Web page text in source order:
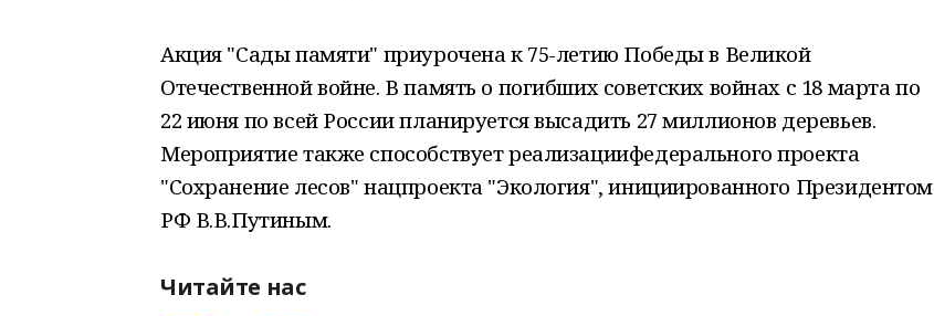
Акция "Сады памяти" приурочена к 75-летию Победы в Великой
Отечественной войне. В память о погибших советских войнах с 18 марта по
22 июня по всей России планируется высадить 27 миллионов деревьев.
Мероприятие также способствует реализациифедерального проекта
"Сохранение лесов" нацпроекта "Экология", инициированного Президентом
РФ В.В.Путиным.
Читайте нас